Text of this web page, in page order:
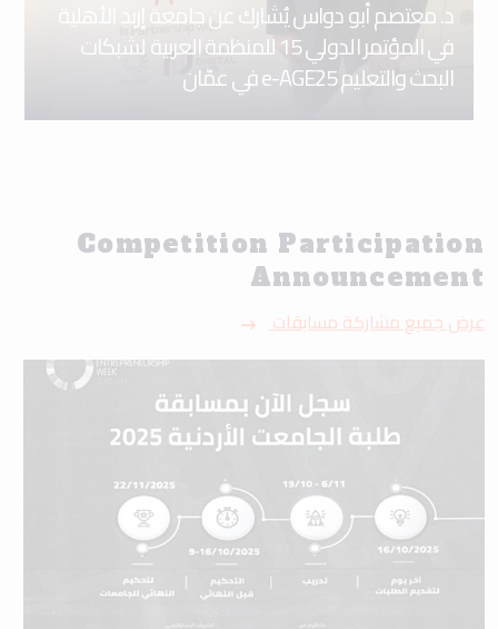
د. معتصم أبو دواس يُشارك عن جامعة إربد الأهلية
في المؤتمر الدولي 15 للمنظمة العربية لشبكات
البحث والتعليم e-AGE25 في عمّان
Competition Participation
Announcement
عرض جميع مشاركة مسابقات